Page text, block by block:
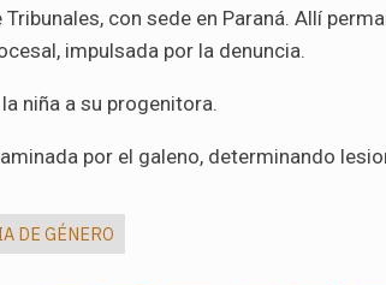
con sede en Paraná. Allí
impulsada por la denuncia.
niña a su progenitora.
por el galeno, determinando
DE GÉNERO